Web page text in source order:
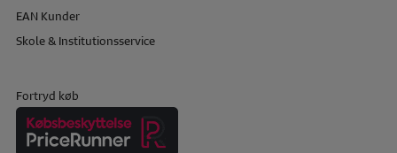
EAN Kunder
Skole & Institutionsservice
Fortryd køb